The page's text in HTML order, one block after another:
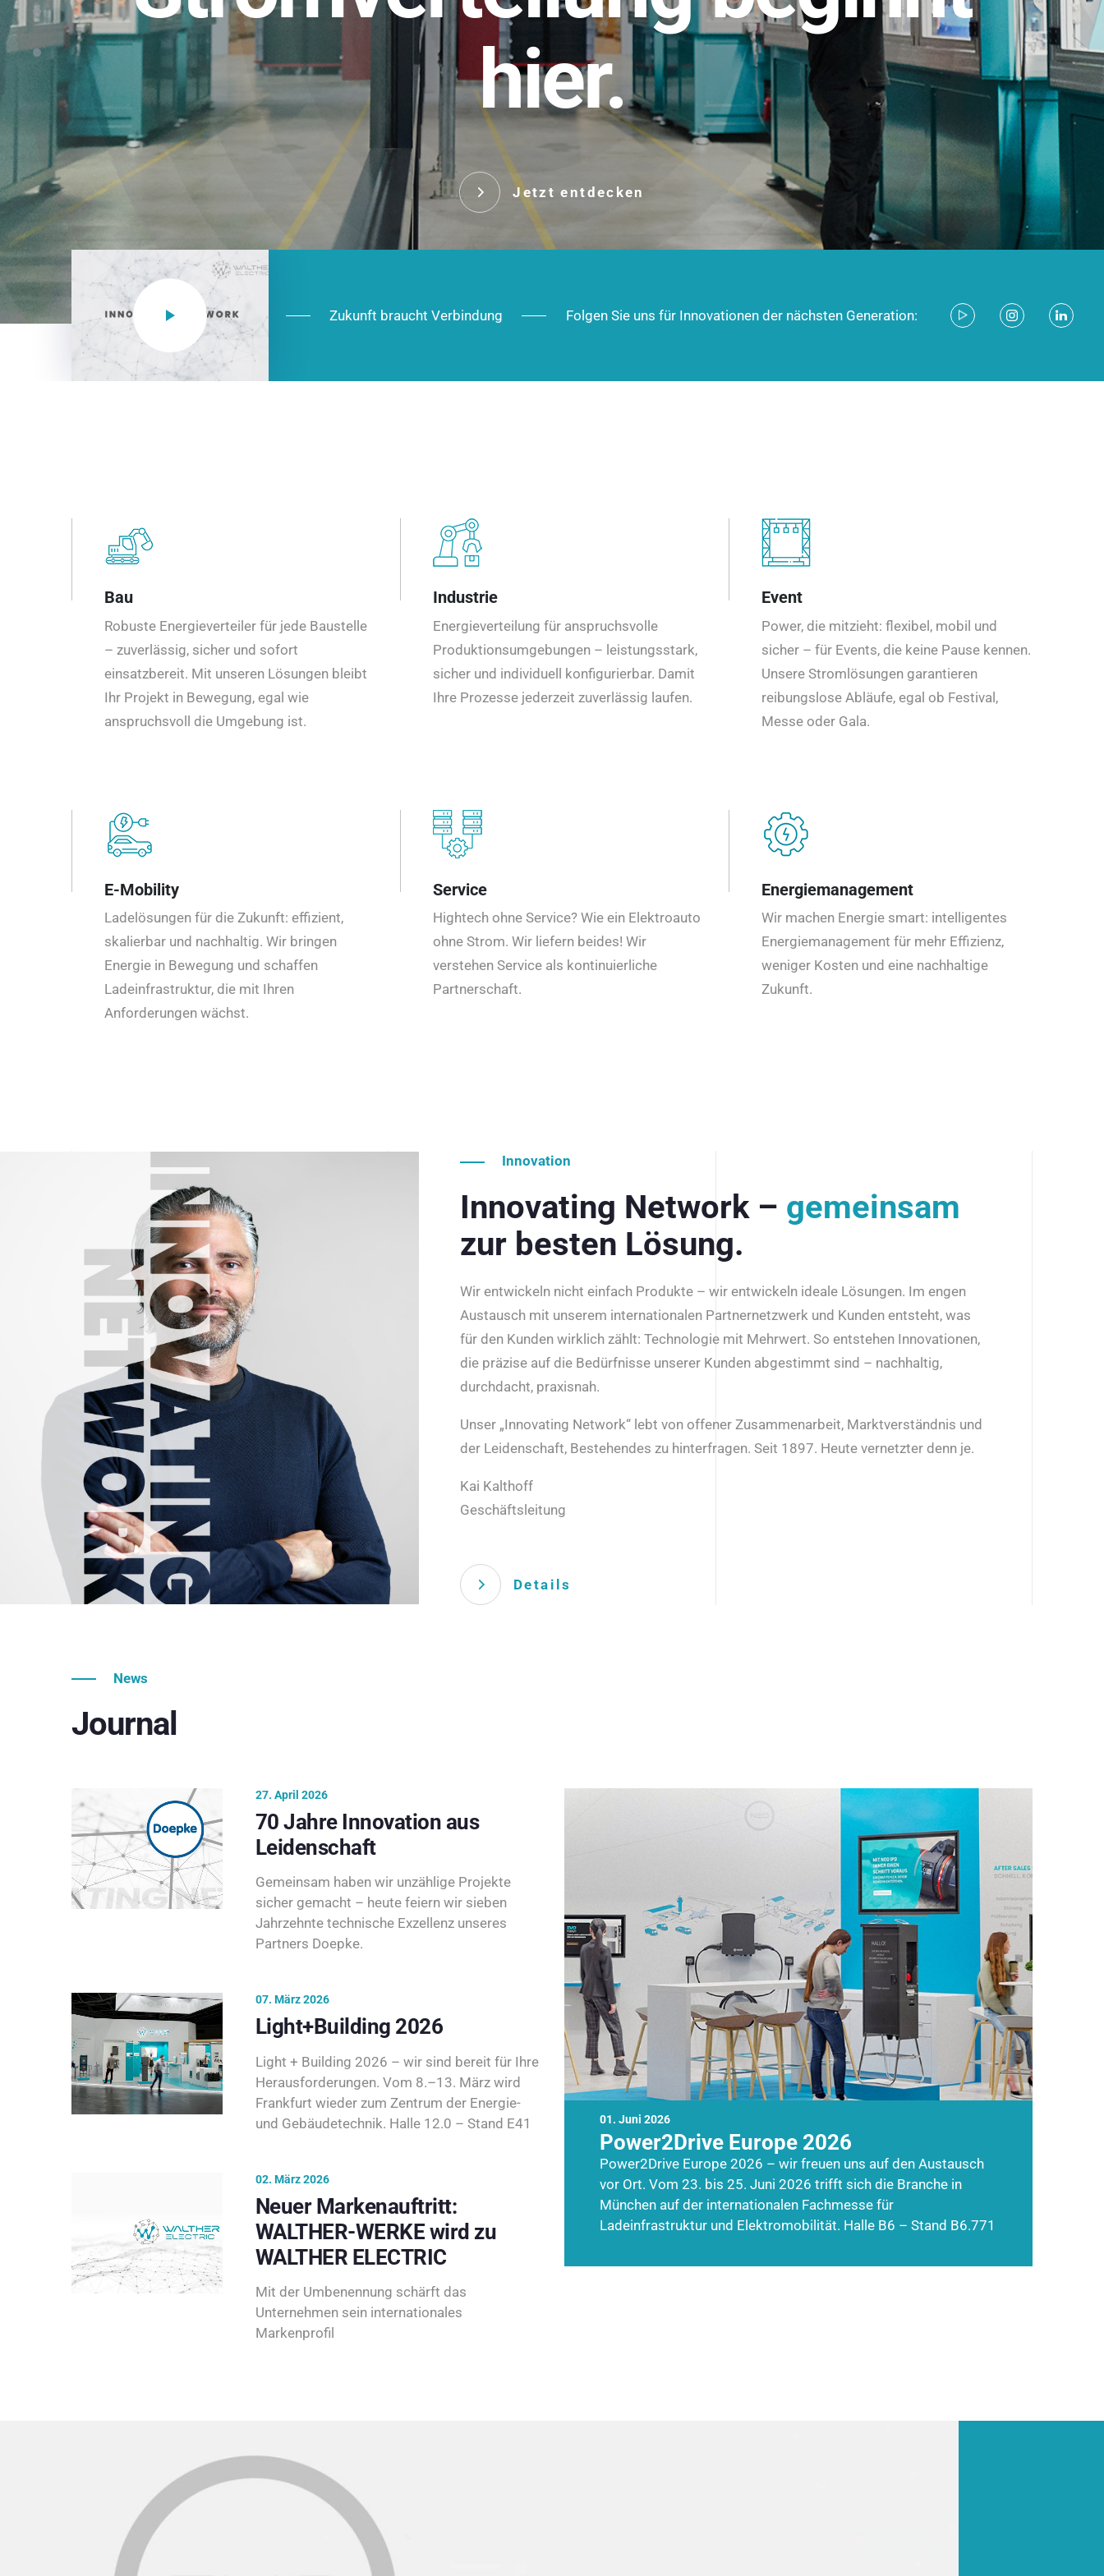
hier.
Jetzt entdecken
NEO CEE: Energieverteilung mit System. Robust im Alltag,
effizient in der Installation, zukunftsfähig im Ausbau.
Das innovative Stecksystem für industrielle Anwendungen –
robust, IP-geschützt und zukunftsfähig.
Jetzt entdecken
Zukunft braucht Verbindung Folgen Sie uns für Innovationen der nächsten Generation:
Bau
Robuste Energieverteiler für jede Baustelle
– zuverlässig, sicher und sofort
einsatzbereit. Mit unseren Lösungen bleibt
Ihr Projekt in Bewegung, egal wie
anspruchsvoll die Umgebung ist.
Industrie
Energieverteilung für anspruchsvolle
Produktionsumgebungen – leistungsstark,
sicher und individuell konfigurierbar. Damit
Ihre Prozesse jederzeit zuverlässig laufen.
Event
Power, die mitzieht: flexibel, mobil und
sicher – für Events, die keine Pause kennen.
Unsere Stromlösungen garantieren
reibungslose Abläufe, egal ob Festival,
Messe oder Gala.
E-Mobility
Ladelösungen für die Zukunft: effizient,
skalierbar und nachhaltig. Wir bringen
Energie in Bewegung und schaffen
Ladeinfrastruktur, die mit Ihren
Anforderungen wächst.
Service
Hightech ohne Service? Wie ein Elektroauto
ohne Strom. Wir liefern beides! Wir
verstehen Service als kontinuierliche
Partnerschaft.
Energiemanagement
Wir machen Energie smart: intelligentes
Energiemanagement für mehr Effizienz,
weniger Kosten und eine nachhaltige
Zukunft.
Innovation
Innovating Network – gemeinsam
zur besten Lösung.
Wir entwickeln nicht einfach Produkte – wir entwickeln ideale Lösungen. Im engen
Austausch mit unserem internationalen Partnernetzwerk und Kunden entsteht, was
für den Kunden wirklich zählt: Technologie mit Mehrwert. So entstehen Innovationen,
die präzise auf die Bedürfnisse unserer Kunden abgestimmt sind – nachhaltig,
durchdacht, praxisnah.
Unser „Innovating Network“ lebt von offener Zusammenarbeit, Marktverständnis und
der Leidenschaft, Bestehendes zu hinterfragen. Seit 1897. Heute vernetzter denn je.
Kai Kalthoff
Geschäftsleitung
Details
News
Journal
01. Juni 2026
Power2Drive Europe 2026
Power2Drive Europe 2026 – wir freuen uns auf den Austausch
vor Ort. Vom 23. bis 25. Juni 2026 trifft sich die Branche in
München auf der internationalen Fachmesse für
Ladeinfrastruktur und Elektromobilität. Halle B6 – Stand B6.771
27. April 2026
70 Jahre Innovation aus
Leidenschaft
Gemeinsam haben wir unzählige Projekte
sicher gemacht – heute feiern wir sieben
Jahrzehnte technische Exzellenz unseres
Partners Doepke.
07. März 2026
Light+Building 2026
Light + Building 2026 – wir sind bereit für Ihre
Herausforderungen. Vom 8.–13. März wird
Frankfurt wieder zum Zentrum der Energie-
und Gebäudetechnik. Halle 12.0 – Stand E41
02. März 2026
Neuer Markenauftritt:
WALTHER-WERKE wird zu
WALTHER ELECTRIC
Mit der Umbenennung schärft das
Unternehmen sein internationales
Markenprofil